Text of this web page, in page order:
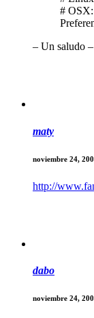
# OSX:
– Un saludo –
maty
noviembre 24,
http://
dabo
noviembre 24,